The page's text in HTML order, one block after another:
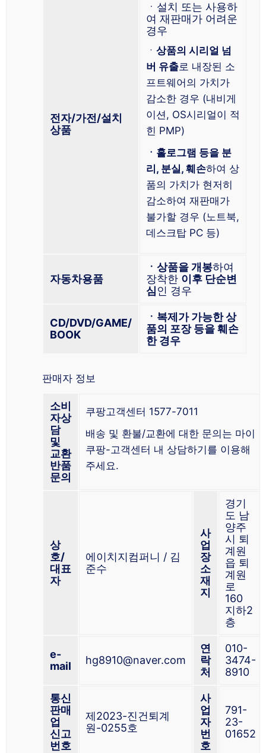
전자/가전/설치
상품
ㆍ설치 또는 사용하
여 재판매가 어려운
경우
ㆍ 상품의 시리얼 넘
버 유출로 내장된 소
프트웨어의 가치가
감소한 경우 (내비게
이션, OS시리얼이 적
힌 PMP)
ㆍ홀로그램 등을 분
리, 분실, 훼손하여 상
품의 가치가 현저히
감소하여 재판매가
불가할 경우 (노트북,
데스크탑 PC 등)
자동차용품
ㆍ상품을 개봉하여
장착한 이후 단순변
심인 경우
CD/DVD/GAME/
BOOK
ㆍ복제가 가능한 상
품의 포장 등을 훼손
한 경우
판매자 정보
소비
자상
담
및
교환
반품
문의
쿠팡고객센터 1577-7011
배송 및 환불/교환에 대한 문의는 마이
쿠팡-고객센터 내 상담하기를 이용해
주세요.
상
호/
대표
자
에이치지컴퍼니 / 김
준수
사
업
장
소
재
지
경기
도 남
양주
시 퇴
계원
읍 퇴
계원
로
160
지하2
층
e-
mail
hg8910@naver.com
연
락
처
010-
3474-
8910
통신
판매
업
신고
번호
제2023-진건퇴계
원-0255호
사
업
자
번
호
791-
23-
01652